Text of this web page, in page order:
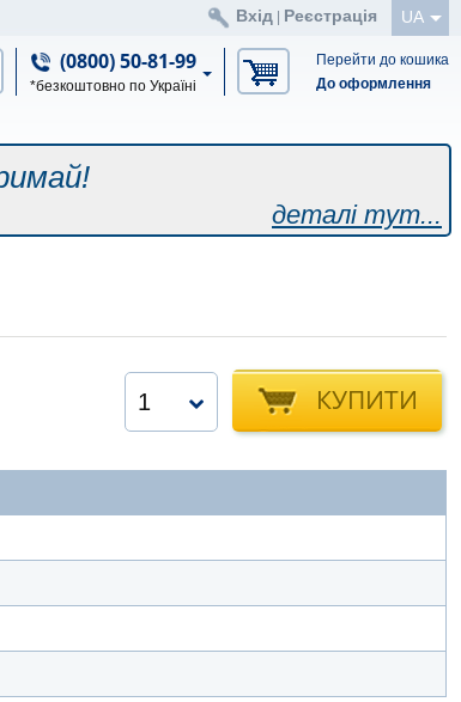
UA
Вхід Реєстрація
(0800) 50-81-99
*безкоштовно по Україні
Перейти до кошика
До оформлення
деталі тут...
КУПИТИ
1